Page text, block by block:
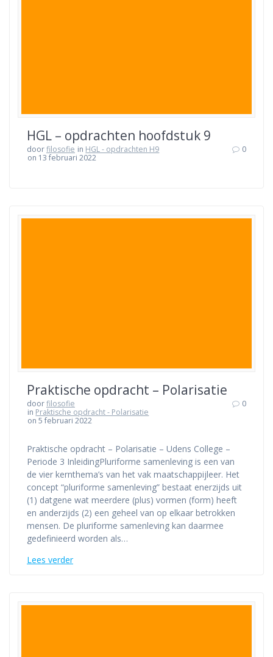
HGL – opdrachten hoofdstuk 9
doorfilosofie in HGL - opdrachten H9
on 13 februari 2022
0
Praktische opdracht – Polarisatie
doorfilosofie
in Praktische opdracht - Polarisatie
on 5 februari 2022
0
Praktische opdracht – Polarisatie – Udens College –
Periode 3 InleidingPluriforme samenleving is een van
de vier kernthema’s van het vak maatschappijleer. Het
concept “pluriforme samenleving” bestaat enerzijds uit
(1) datgene wat meerdere (plus) vormen (form) heeft
en anderzijds (2) een geheel van op elkaar betrokken
mensen. De pluriforme samenleving kan daarmee
gedefinieerd worden als…
Lees verder